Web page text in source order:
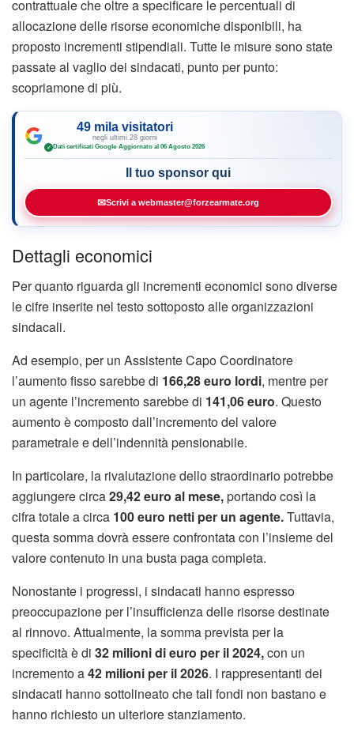
contrattuale che oltre a specificare le percentuali di
allocazione delle risorse economiche disponibili, ha
proposto incrementi stipendiali. Tutte le misure sono state
passate al vaglio dei sindacati, punto per punto:
scopriamone di più.
49 mila visitatori
negli ultimi 28 giorni
✓ Dati certificati Google·Aggiornato al 06 Agosto 2026
Il tuo sponsor qui
✉Scrivi a webmaster@forzearmate.org
Dettagli economici
Per quanto riguarda gli incrementi economici sono diverse
le cifre inserite nel testo sottoposto alle organizzazioni
sindacali.
Ad esempio, per un Assistente Capo Coordinatore
l’aumento fisso sarebbe di 166,28 euro lordi, mentre per
un agente l’incremento sarebbe di 141,06 euro. Questo
aumento è composto dall’incremento del valore
parametrale e dell’indennità pensionabile.
In particolare, la rivalutazione dello straordinario potrebbe
aggiungere circa29,42 euro al mese,portando così la
cifra totale a circa 100 euro netti per un agente.Tuttavia,
questa somma dovrà essere confrontata con l’insieme del
valore contenuto in una busta paga completa.
Nonostante i progressi, i sindacati hanno espresso
preoccupazione per l’insufficienza delle risorse destinate
al rinnovo. Attualmente, la somma prevista per la
specificità è di 32 milioni di euro per il 2024,con un
incremento a42 milioni per il 2026. I rappresentanti dei
sindacati hanno sottolineato che tali fondi non bastano e
hanno richiesto un ulteriore stanziamento.